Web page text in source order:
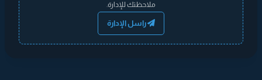
ملاحظتك للإدارة.
راسل الإدارة